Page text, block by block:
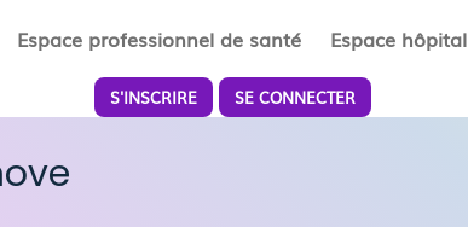
Espace professionnel de santé Espace hôpital
S'INSCRIRE SE CONNECTER